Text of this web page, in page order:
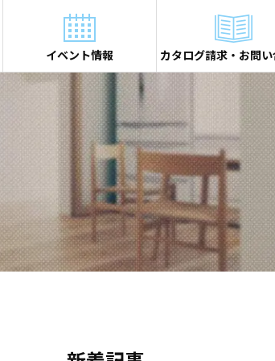
イベント情報 カタログ請求・お問